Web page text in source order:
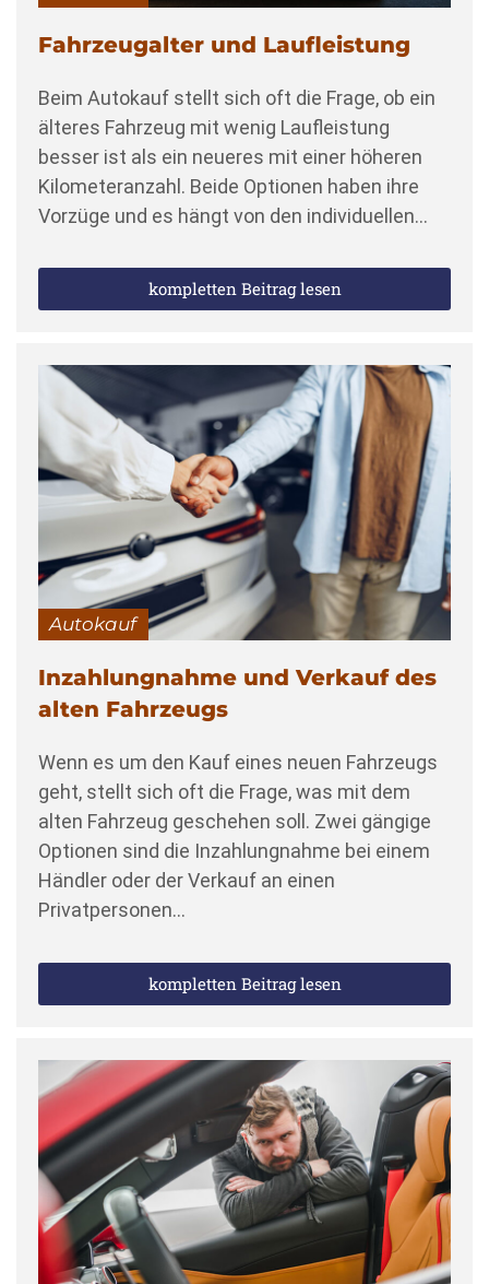
Fahrzeugalter und Laufleistung
Beim Autokauf stellt sich oft die Frage, ob ein
älteres Fahrzeug mit wenig Laufleistung
besser ist als ein neueres mit einer höheren
Kilometeranzahl. Beide Optionen haben ihre
Vorzüge und es hängt von den individuellen…
kompletten Beitrag lesen
Autokauf
Inzahlungnahme und Verkauf des
alten Fahrzeugs
Wenn es um den Kauf eines neuen Fahrzeugs
geht, stellt sich oft die Frage, was mit dem
alten Fahrzeug geschehen soll. Zwei gängige
Optionen sind die Inzahlungnahme bei einem
Händler oder der Verkauf an einen
Privatpersonen…
kompletten Beitrag lesen